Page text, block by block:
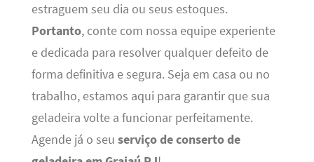
estraguem seu dia ou seus estoques.
Portanto, conte com nossa equipe experiente
e dedicada para resolver qualquer defeito de
forma definitiva e segura. Seja em casa ou no
trabalho, estamos aqui para garantir que sua
geladeira volte a funcionar perfeitamente.
Agende já o seu serviço de conserto de